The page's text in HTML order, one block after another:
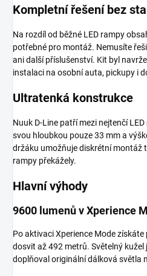
Kompletní řešení bez
Na rozdíl od běžné LED rampy
potřebné pro montáž. Nemusíte
ani další příslušenství. Kit byl
instalaci na osobní auta, pickupy i
Ultratenká konstrukce
Nuuk D-Line patří mezi nejtenčí
svou hloubkou pouze 33 mm a
držáku umožňuje diskrétní montáž
rampy překážely.
Hlavní výhody
9600 lumenů v Xperience
Po aktivaci Xperience Mode
dosvit až 492 metrů. Světelný
doplňoval originální dálková světla